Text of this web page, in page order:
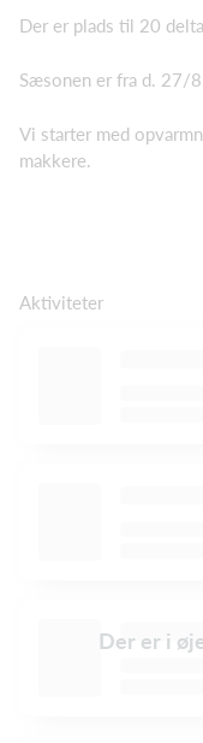
Der er plads til 20
Sæsonen er fra d. 27/
Vi starter med
makkere.
Aktiviteter
Der er i